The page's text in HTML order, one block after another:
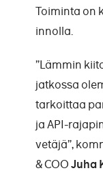
Toiminta on
innolla.
”Lämmin
jatkossa
tarkoittaa
ja API-
vetäjä”,
& COOJuha